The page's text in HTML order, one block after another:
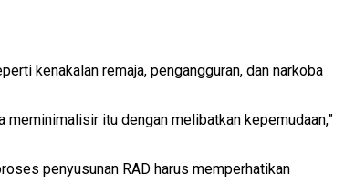
kenakalan remaja, pengangguran, dan narkoba
itu dengan melibatkan kepemudaan,”
penyusunan RAD harus memperhatikan